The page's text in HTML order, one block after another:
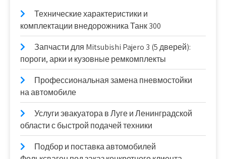
Технические характеристики и
комплектации внедорожника Танк 300
Запчасти для Mitsubishi Pajero 3 (5 дверей):
пороги, арки и кузовные ремкомплекты
Профессиональная замена пневмостойки
на автомобиле
Услуги эвакуатора в Луге и Ленинградской
области с быстрой подачей техники
Подбор и поставка автомобилей